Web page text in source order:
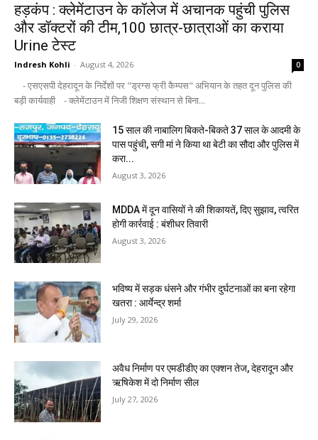
हड़कंप : क्लेमेंटाउन के कॉलेज में अचानक पहुंची पुलिस
और डॉक्टरों की टीम,100 छात्र-छात्राओं का कराया
Urine टेस्ट
Indresh Kohli - August 4, 2026 0
- एसएसपी देहरादून के निर्देशों पर "ड्रग्स फ्री कैम्पस" अभियान के तहत दून पुलिस की
बड़ी कार्यवाही - क्लेमेंटाउन में निजी शिक्षण संस्थान से बिना...
15 साल की नाबालिग बिकते-बिकते 37 साल के आदमी के
पास पहुंची, सगी मां ने किया था बेटी का सौदा और पुलिस में
करा...
August 3, 2026
MDDA में दून वासियों ने की शिकायतें, दिए सुझाव, त्वरित
होगी कार्रवाई : बंशीधर तिवारी
August 3, 2026
भविष्य में सड़क धंसने और गंभीर दुर्घटनाओं का बना रहेगा
खतरा : आर्येन्द्र शर्मा
July 29, 2026
अवैध निर्माण पर एमडीडीए का एक्शन तेज, देहरादून और
ऋषिकेश में दो निर्माण सील
July 27, 2026